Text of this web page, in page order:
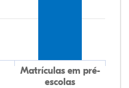
Matrículas em pré-
escolas